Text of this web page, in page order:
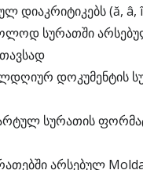
დიაკრიტიკებს (ă,
სურათში
დოკუმენტის
სურათის
არსებულ